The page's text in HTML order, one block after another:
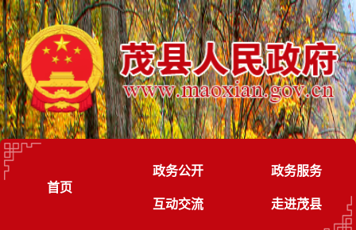
首页
政务公开 政务服务
互动交流 走进茂县